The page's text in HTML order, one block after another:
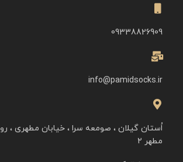
09338826909
info@pamidsocks.ir
اُستان گیلان ، صومعه سرا ، خیابان مطهری ،
مطهر ۲